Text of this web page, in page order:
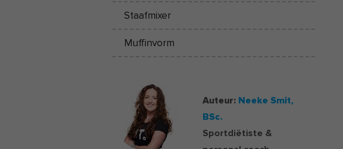
Staafmixer
Muffinvorm
Auteur: Neeke Smit,
BSc.
Sportdiëtiste &